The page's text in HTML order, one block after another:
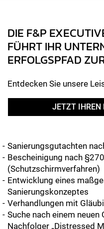
DIE F&P
FÜHRT IHR
ERFOLGSPFAD
Entdecken Sie unsere
JETZT IHREN
Sanierungsgutachten
Bescheinigung nach
(Schutzschirmverfahren)
Entwicklung eines
Sanierungskonzeptes
Verhandlungen mit
Suche nach einem
Nachfolger „Distressed